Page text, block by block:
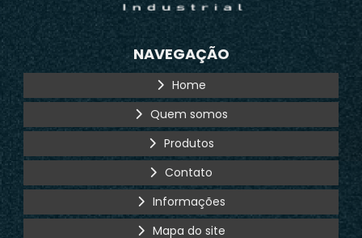
NAVEGAÇÃO
Home
Quem somos
Produtos
Contato
Informações
Mapa do site